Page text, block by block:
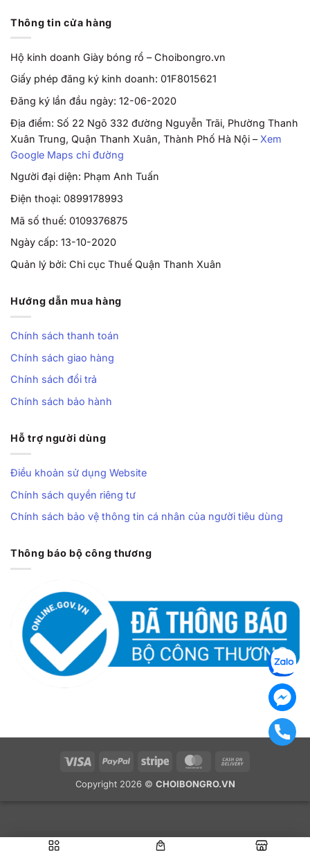
Thông tin cửa hàng
Hộ kinh doanh Giày bóng rổ – Choibongro.vn
Giấy phép đăng ký kinh doanh: 01F8015621
Đăng ký lần đầu ngày: 12-06-2020
Địa điểm: Số 22 Ngõ 332 đường Nguyễn Trãi, Phường Thanh
Xuân Trung, Quận Thanh Xuân, Thành Phố Hà Nội – Xem
Google Maps chỉ đường
Người đại diện: Phạm Anh Tuấn
Điện thoại: 0899178993
Mã số thuế: 0109376875
Ngày cấp: 13-10-2020
Quản lý bởi: Chi cục Thuế Quận Thanh Xuân
Hướng dẫn mua hàng
Chính sách thanh toán
Chính sách giao hàng
Chính sách đổi trả
Chính sách bảo hành
Hỗ trợ người dùng
Điều khoản sử dụng Website
Chính sách quyền riêng tư
Chính sách bảo vệ thông tin cá nhân của người tiêu dùng
Thông báo bộ công thương
Visa PayPal Stripe MasterCard
Copyright 2026 © CHOIBONGRO.VN